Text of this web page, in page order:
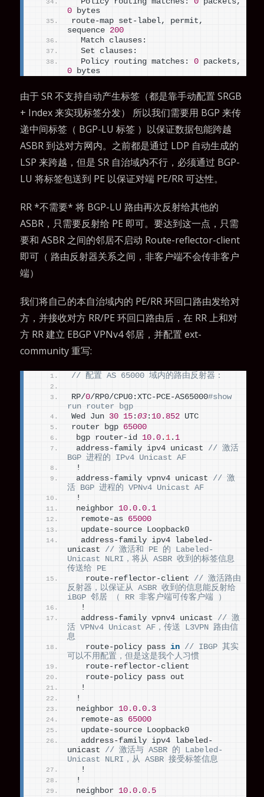
0 bytes
route-map set-label, permit,
sequence 200
  Match clauses:
  Set clauses:
  Policy routing matches:
0
0 bytes
由于 SR 不支持自动产生标签（都是靠手动配置 SRGB
+ Index 来实现标签分发） 所以我们需要用 BGP 来传
递中间标签（ BGP-LU 标签 ）以保证数据包能跨越
ASBR 到达对方网内。之前都是通过 LDP 自动生成的
LSP 来跨越，但是 SR 自治域内不行，必须通过 BGP-
LU 将标签包送到 PE 以保证对端 PE/RR 可达性。
RR *不需要* 将 BGP-LU 路由再次反射给其他的
ASBR，只需要反射给 PE 即可。要达到这一点，只需
要和 ASBR 之间的邻居不启动 Route-reflector-client
即可（ 路由反射器关系之间，非客户端不会传非客户
端）
我们将自己的本自治域内的 PE/RR 环回口路由发给对
方，并接收对方 RR/PE 环回口路由后，在 RR 上和对
方 RR 建立 EBGP VPNv4 邻居，并配置 ext-
community 重写:
// 配置 AS 65000 域内的路由反射器：
RP/0/RP0/CPU0:XTC-PCE-AS65000#show
run router bgp
Wed Jun 30 15 :03 : 10.852 UTC
router bgp 65000
bgp router-id 10.0 . 1 . 1
address-family ipv4 unicast // 激活
BGP 进程的 IPv4 Unicast AF
!
address-family vpnv4 unicast // 激
活 BGP 进程的 VPNv4 Unicast AF
!
neighbor 10.0 .0.1
  remote-as
65000
  update-source Loopback0
  address-family ipv4 labeled-
unicast // 激活和 PE 的 Labeled-
Unicast NLRI，将从 ASBR 收到的标签信息
传送给 PE
   route-reflector-client
// 激活路由
反射器，以保证从 ASBR 收到的信息能反射给
iBGP 邻居 （ RR 非客户端可传客户端 ）
  !
  address-family vpnv4 unicast
// 激
活 VPNv4 Unicast AF，传送 L3VPN 路由信
息
   route-policy pass
in // IBGP 其实
可以不用配置，但是这是我个人习惯
   route-reflector-client
   route-policy pass out
  !
!
neighbor 10.0 .0.3
  remote-as
65000
  update-source Loopback0
  address-family ipv4 labeled-
unicast // 激活与 ASBR 的 Labeled-
Unicast NLRI，从 ASBR 接受标签信息
  !
!
neighbor 10.0 .0.5